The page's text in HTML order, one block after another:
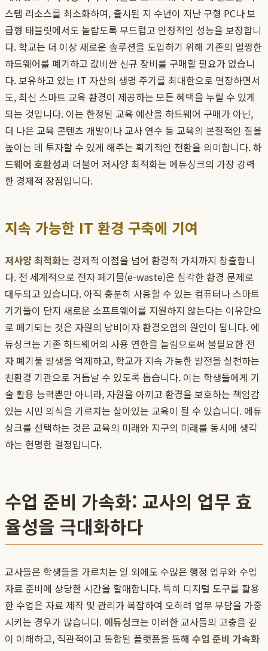
스템 리소스를 최소화하여, 출시된 지 수년이 지난 구형 PC나 보
급형 태블릿에서도 놀랍도록 부드럽고 안정적인 성능을 보장합니
다. 학교는 더 이상 새로운 솔루션을 도입하기 위해 기존의 멀쩡한
하드웨어를 폐기하고 값비싼 신규 장비를 구매할 필요가 없습니
다. 보유하고 있는 IT 자산의 생명 주기를 최대한으로 연장하면서
도, 최신 스마트 교육 환경이 제공하는 모든 혜택을 누릴 수 있게
되는 것입니다. 이는 한정된 교육 예산을 하드웨어 구매가 아닌,
더 나은 교육 콘텐츠 개발이나 교사 연수 등 교육의 본질적인 질을
높이는 데 투자할 수 있게 해주는 획기적인 전환을 의미합니다.하
드웨어 호환성과 더불어 저사양 최적화는 에듀싱크의 가장 강력
한 경제적 장점입니다.
지속 가능한 IT 환경 구축에 기여
저사양 최적화는 경제적 이점을 넘어 환경적 가치까지 창출합니
다. 전 세계적으로 전자 폐기물(e-waste)은 심각한 환경 문제로
대두되고 있습니다. 아직 충분히 사용할 수 있는 컴퓨터나 스마트
기기들이 단지 새로운 소프트웨어를 지원하지 않는다는 이유만으
로 폐기되는 것은 자원의 낭비이자 환경오염의 원인이 됩니다. 에
듀싱크는 기존 하드웨어의 사용 연한을 늘림으로써 불필요한 전
자 폐기물 발생을 억제하고, 학교가 지속 가능한 발전을 실천하는
친환경 기관으로 거듭날 수 있도록 돕습니다. 이는 학생들에게 기
술 활용 능력뿐만 아니라, 자원을 아끼고 환경을 보호하는 책임감
있는 시민 의식을 가르치는 살아있는 교육이 될 수 있습니다. 에듀
싱크를 선택하는 것은 교육의 미래와 지구의 미래를 동시에 생각
하는 현명한 결정입니다.
수업 준비 가속화: 교사의 업무 효
율성을 극대화하다
교사들은 학생들을 가르치는 일 외에도 수많은 행정 업무와 수업
자료 준비에 상당한 시간을 할애합니다. 특히 디지털 도구를 활용
한 수업은 자료 제작 및 관리가 복잡하여 오히려 업무 부담을 가중
시키는 경우가 많습니다. 에듀싱크는 이러한 교사들의 고충을 깊
이 이해하고, 직관적이고 통합된 플랫폼을 통해 수업 준비 가속화